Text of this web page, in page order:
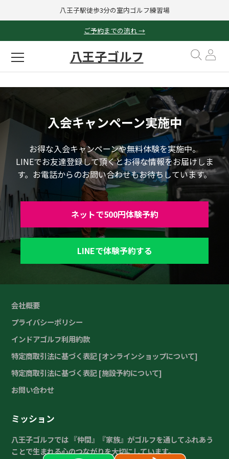
八王子駅徒歩3分の室内ゴルフ練習場
ご予約までの流れ →
八王子ゴルフ
入会キャンペーン実施中
お得な入会キャンペーンや無料体験を実施中。
LINEでお友達登録して頂くとお得な情報をお届けしま
す。お電話からのお問い合わせもお待ちしています。
ネットで500円体験予約
LINEで体験予約する
会社概要
プライバシーポリシー
インドアゴルフ利用約款
特定商取引法に基づく表記 [オンラインショップについて]
特定商取引法に基づく表記 [施設予約について]
お問い合わせ
ミッション
八王子ゴルフでは 『仲間』『家族』がゴルフを通してふれあう
ことで生まれる心のつながりを大切にしています。